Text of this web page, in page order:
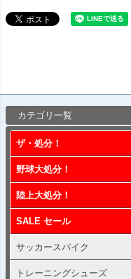
カテゴリ一覧
ザ・処分！
野球大処分！
陸上大処分！
SALE セール
サッカースパイク
トレーニングシューズ